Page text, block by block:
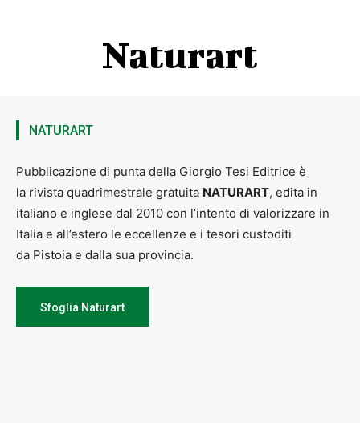
Naturart
NATURART
Pubblicazione di punta della Giorgio Tesi Editrice è
la rivista quadrimestrale gratuita NATURART, edita in
italiano e inglese dal 2010 con l’intento di valorizzare in
Italia e all’estero le eccellenze e i tesori custoditi
da Pistoia e dalla sua provincia.
Sfoglia Naturart